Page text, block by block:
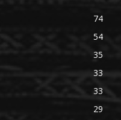
74
54
35
33
33
29